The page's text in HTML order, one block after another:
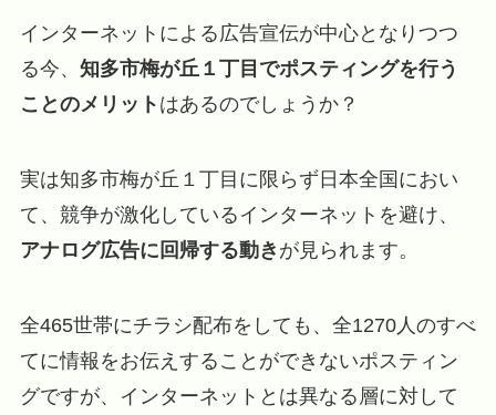
インターネットによる広告宣伝が中心となりつつ
る今、 知多市梅が丘１丁目でポスティングを行う
ことのメリット はあるのでしょうか？
実は知多市梅が丘１丁目に限らず日本全国におい
て、競争が激化しているインターネットを避け、
アナログ広告に回帰する動き が見られます。
全465世帯にチラシ配布をしても、全1270人のすべ
てに情報をお伝えすることができないポスティン
グですが、インターネットとは異なる層に対して